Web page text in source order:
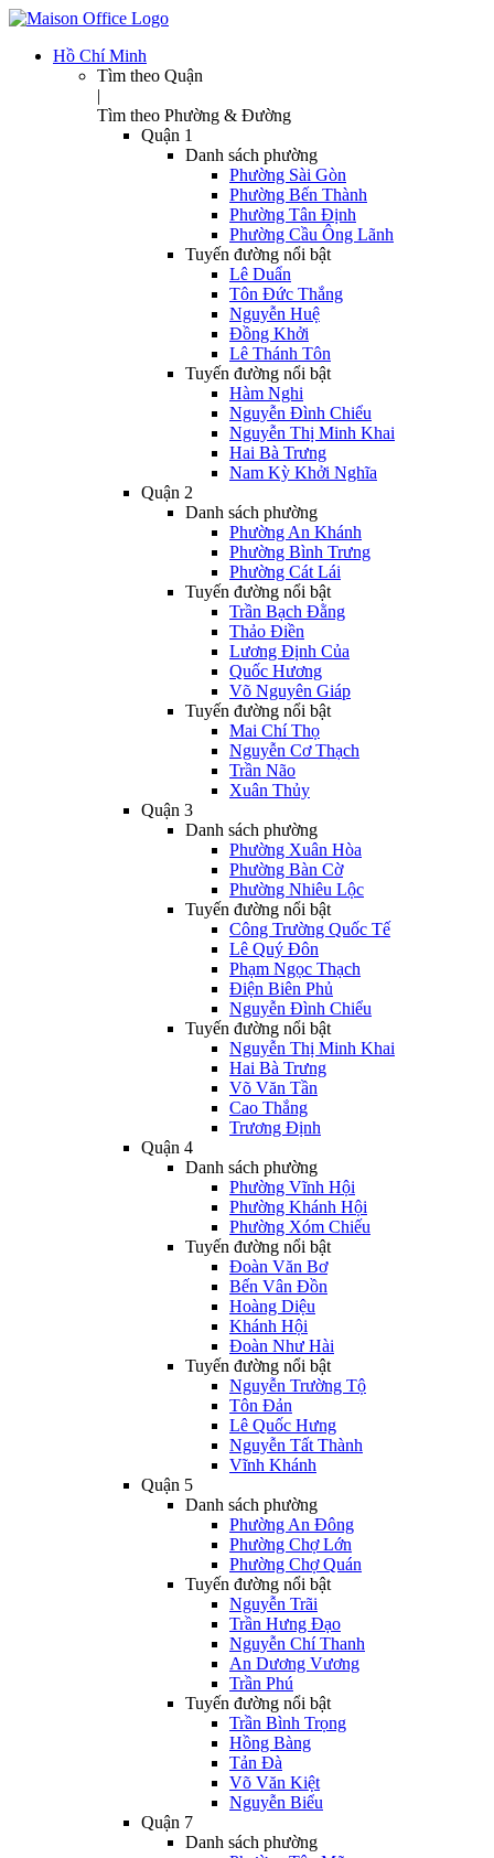
Hồ Chí Minh
Tìm theo Quận
|
Tìm theo Phường & Đường
Quận 1
Danh sách phường
Phường Sài Gòn
Phường Bến Thành
Phường Tân Định
Phường Cầu Ông Lãnh
Tuyến đường nổi bật
Lê Duẩn
Tôn Đức Thắng
Nguyễn Huệ
Đồng Khởi
Lê Thánh Tôn
Tuyến đường nổi bật
Hàm Nghi
Nguyễn Đình Chiểu
Nguyễn Thị Minh Khai
Hai Bà Trưng
Nam Kỳ Khởi Nghĩa
Quận 2
Danh sách phường
Phường An Khánh
Phường Bình Trưng
Phường Cát Lái
Tuyến đường nổi bật
Trần Bạch Đằng
Thảo Điền
Lương Định Của
Quốc Hương
Võ Nguyên Giáp
Tuyến đường nổi bật
Mai Chí Thọ
Nguyễn Cơ Thạch
Trần Não
Xuân Thủy
Quận 3
Danh sách phường
Phường Xuân Hòa
Phường Bàn Cờ
Phường Nhiêu Lộc
Tuyến đường nổi bật
Công Trường Quốc Tế
Lê Quý Đôn
Phạm Ngọc Thạch
Điện Biên Phủ
Nguyễn Đình Chiểu
Tuyến đường nổi bật
Nguyễn Thị Minh Khai
Hai Bà Trưng
Võ Văn Tần
Cao Thắng
Trương Định
Quận 4
Danh sách phường
Phường Vĩnh Hội
Phường Khánh Hội
Phường Xóm Chiếu
Tuyến đường nổi bật
Đoàn Văn Bơ
Bến Vân Đồn
Hoàng Diệu
Khánh Hội
Đoàn Như Hài
Tuyến đường nổi bật
Nguyễn Trường Tộ
Tôn Đản
Lê Quốc Hưng
Nguyễn Tất Thành
Vĩnh Khánh
Quận 5
Danh sách phường
Phường An Đông
Phường Chợ Lớn
Phường Chợ Quán
Tuyến đường nổi bật
Nguyễn Trãi
Trần Hưng Đạo
Nguyễn Chí Thanh
An Dương Vương
Trần Phú
Tuyến đường nổi bật
Trần Bình Trọng
Hồng Bàng
Tản Đà
Võ Văn Kiệt
Nguyễn Biểu
Quận 7
Danh sách phường